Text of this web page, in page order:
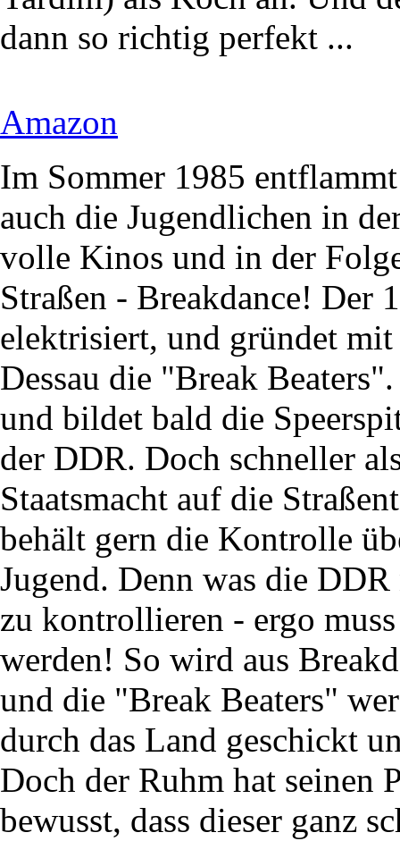
dann so richtig perfekt ...
Amazon
Im Sommer 1985
auch die Jugendlichen in
volle Kinos und in der
Straßen - Breakdance! Der
elektrisiert, und gründet
Dessau die "Break
und bildet bald die
der DDR. Doch schneller
Staatsmacht auf die
behält gern die Kontrolle
Jugend. Denn was die
zu kontrollieren - ergo
werden! So wird aus
und die "Break Beaters"
durch das Land geschickt
Doch der Ruhm hat seinen
bewusst, dass dieser ganz